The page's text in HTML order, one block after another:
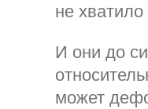
не
И они до
может